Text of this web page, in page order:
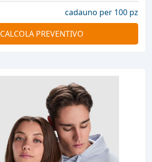
cadauno per 100 pz
CALCOLA PREVENTIVO